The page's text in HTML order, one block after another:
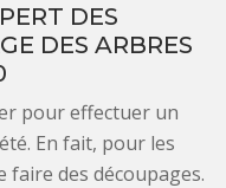
DES
DES ARBRES
pour effectuer un
En fait, pour les
des découpages.